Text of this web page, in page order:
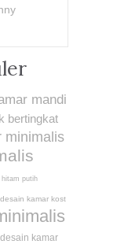
mandi
bertingkat
minimalis
putih
desain kamar kost
desain kamar